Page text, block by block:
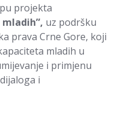
projekta
, uz podršku
prava Crne Gore, koji
mladih u
i primjenu
i